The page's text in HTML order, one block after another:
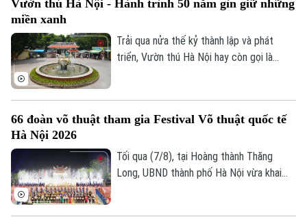
Vườn thú Hà Nội - Hành trình 50 năm gìn giữ những
miền xanh
Trải qua nửa thế kỷ thành lập và phát
triển, Vườn thú Hà Nội hay còn gọi là
với nhiều thế hệ người dân Thủ đô.
66 đoàn võ thuật tham gia Festival Võ thuật quốc tế
Hà Nội 2026
Tối qua (7/8), tại Hoàng thành Thăng
Long, UBND thành phố Hà Nội vừa khai